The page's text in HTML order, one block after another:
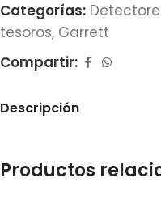
Categorías:
tesoros, Garrett
Compartir:
Descripción
Productos